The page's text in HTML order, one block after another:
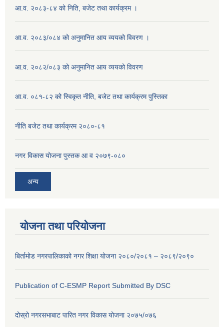
आ.व. २०८३-८४ को निति, बजेट तथा कार्यक्रम ।
आ.व. २०८३/०८४ को अनुमानित आय व्ययको विवरण ।
आ.व. २०८२/०८३ को अनुमानित आय व्ययको विवरण
आ.व. ०८१-८२ को स्विकृत नीति, बजेट तथा कार्यक्रम पुस्तिका
नीति बजेट तथा कार्यक्रम २०८०-८१
नगर विकास योजना पुस्तक आ व २०७९-०८०
अन्य
योजना तथा परियोजना
बिर्तामोड नगरपालिकाको नगर शिक्षा योजना २०८०/२०८१ – २०८९/२०९०
Publication of C-ESMP Report Submitted By DSC
दोस्रो नगरसभाबाट पारित नगर विकास योजना २०७५/०७६